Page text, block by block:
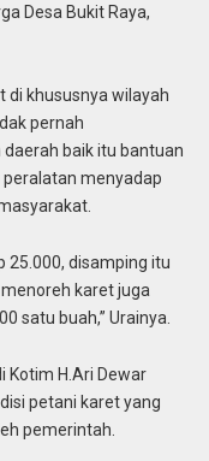
Desa Bukit Raya,
di khususnya wilayah
pernah
baik itu bantuan
menyadap
25.000, disamping itu
karet juga
satu buah,” Urainya.
Kotim H.Ari Dewar
petani karet yang
pemerintah.